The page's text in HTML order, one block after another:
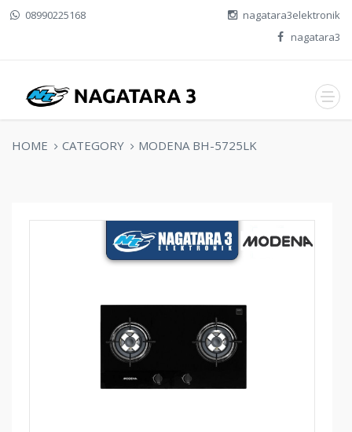
08990225168
nagatara3elektronik
nagatara3
HOME CATEGORY MODENA BH-5725LK